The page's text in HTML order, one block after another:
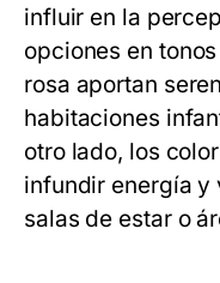
influir en la
opciones en
rosa aportan
habitaciones
otro lado, los
infundir energía y
salas de estar o